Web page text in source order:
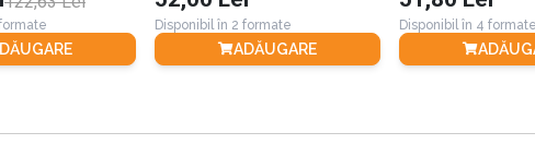
scopul de a-l proteja, de a-l hrăni, de a limita creșterea
ar putea cuprinde următoarele zone de vegetație:
Disponibil în 2 formate
ADĂUGARE
Disponibil în 4 formate